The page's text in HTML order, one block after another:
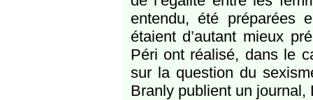
entendu, été préparées
étaient d’autant mieux
Péri ont réalisé, dans le
sur la question du
Branly publient un journal,